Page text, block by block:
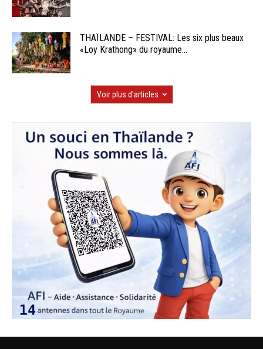
THAÏLANDE – FESTIVAL: Les six plus beaux
«Loy Krathong» du royaume...
Voir plus d'articles